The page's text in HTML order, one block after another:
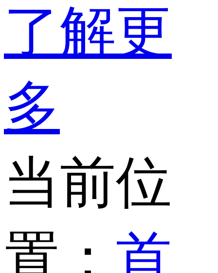
了解更
多
当前位
置： 首